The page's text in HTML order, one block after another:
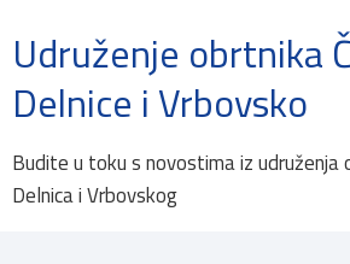
Udruženje obrtnika
Delnice i Vrbovsko
Budite u toku s novostima iz udruženja
Delnica i Vrbovskog